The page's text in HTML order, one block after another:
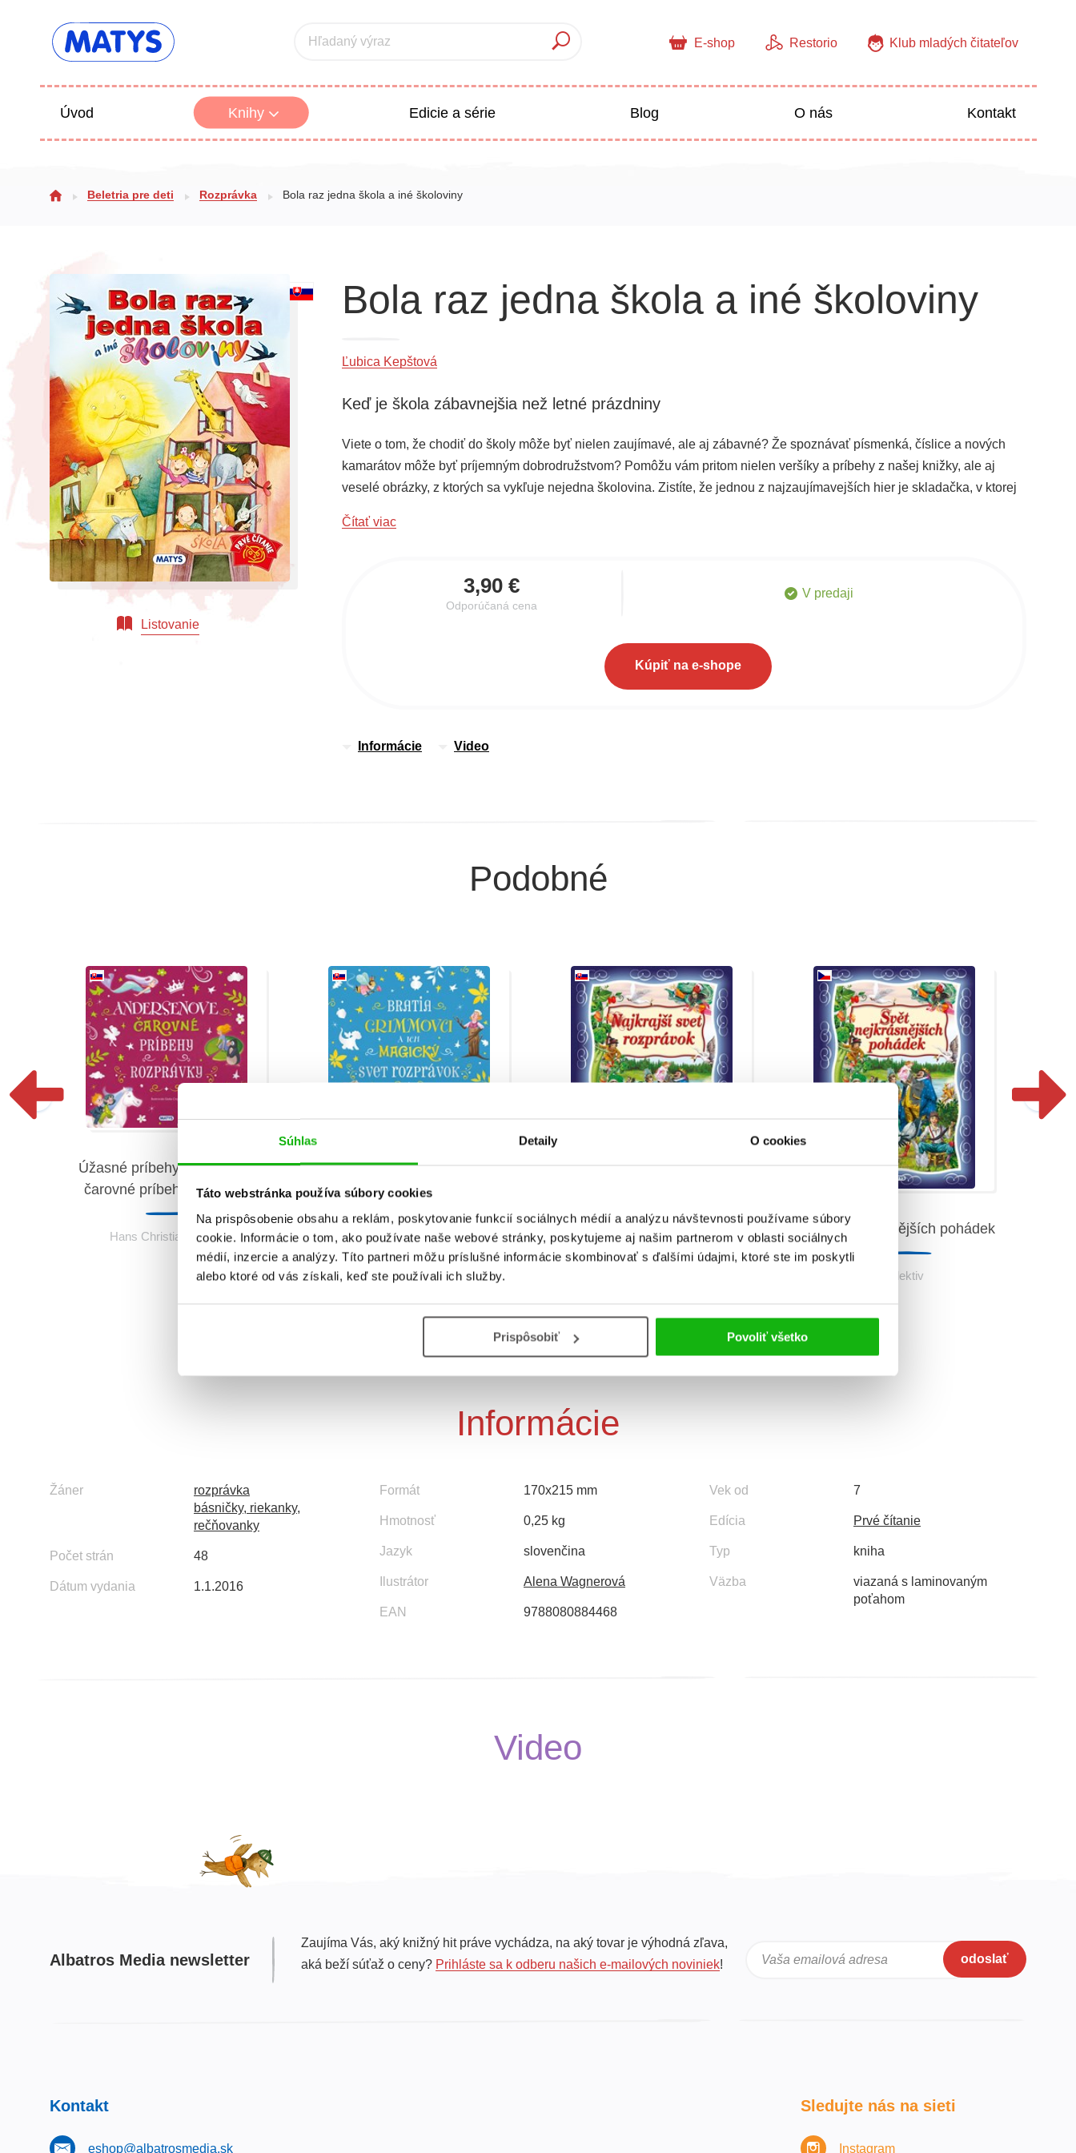
Súhlas Detaily O cookies
Táto webstránka používa súbory cookies
Na prispôsobenie obsahu a reklám, poskytovanie funkcií sociálnych médií a analýzu návštevnosti používame súbory
cookie. Informácie o tom, ako používate naše webové stránky, poskytujeme aj našim partnerom v oblasti sociálnych
médií, inzercie a analýzy. Títo partneri môžu príslušné informácie skombinovať s ďalšími údajmi, ktoré ste im poskytli
alebo ktoré od vás získali, keď ste používali ich služby.
Prispôsobiť Povoliť všetko
Hľadaný výraz E-shop Restorio Klub mladých čitateľov
Úvod Knihy
Všetky kategórie
Edicie a série Blog O nás Kontakt
Beletria pre deti Rozprávka Bola raz jedna škola a iné školoviny
Listovanie
Bola raz jedna škola a iné školoviny
Ľubica Kepštová
Keď je škola zábavnejšia než letné prázdniny
Viete o tom, že chodiť do školy môže byť nielen zaujímavé, ale aj zábavné? Že spoznávať písmenká, číslice a nových
kamarátov môže byť príjemným dobrodružstvom? Pomôžu vám pritom nielen veršíky a príbehy z našej knižky, ale aj
veselé obrázky, z ktorých sa vykľuje nejedna školovina. Zistíte, že jednou z najzaujímavejších hier je skladačka, v ktorej
rozprávka alebo príbeh. Pre tých, ktorí majú radi hádanky, príslovia a porekadlá, sme pridali milé drobnosti z ľudovej
Čítať viac
3,90 €
Odporúčaná cena
V predaji
Kúpiť na e-shope
Informácie Video
Podobné
Úžasné príbehy: Andersenove
čarovné príbehy a rozprávky
Hans Christian Andersen
Úžasné príbehy: Bratia
Grimmovci a ich magický svet
rozprávok
bratia Grimmovci Najkrajší svet rozprávok Svět nejkrásnějších pohádek
Kolektiv
Informácie
Žáner
rozprávka
básničky, riekanky,
rečňovanky
Počet strán 48
Dátum vydania 1.1.2016
Formát 170x215 mm
Hmotnosť 0,25 kg
Jazyk slovenčina
Ilustrátor Alena Wagnerová
EAN 9788080884468
Vek od 7
Edícia Prvé čítanie
Typ kniha
Väzba
viazaná s laminovaným
poťahom
Video
Albatros Media newsletter
Zaujíma Vás, aký knižný hit práve vychádza, na aký tovar je výhodná zľava,
aká beží súťaž o ceny? Prihláste sa k odberu našich e-mailových noviniek! Vaša emailová adresa odoslať
Kontakt
eshop@albatrosmedia.sk
Sledujte nás na sieti
Instagram